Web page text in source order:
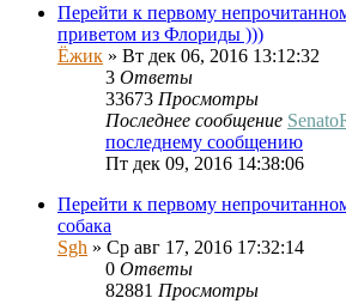
Перейти к первому
приветом из Флориды )))
Ёжик » Вт дек 06, 2016 13:12:32
3 Ответы
33673 Просмотры
Последнее сообщение
последнему сообщению
Пт дек 09, 2016 14:38:06
Перейти к первому
собака
Sgh » Ср авг 17, 2016 17:32:14
0 Ответы
82881 Просмотры